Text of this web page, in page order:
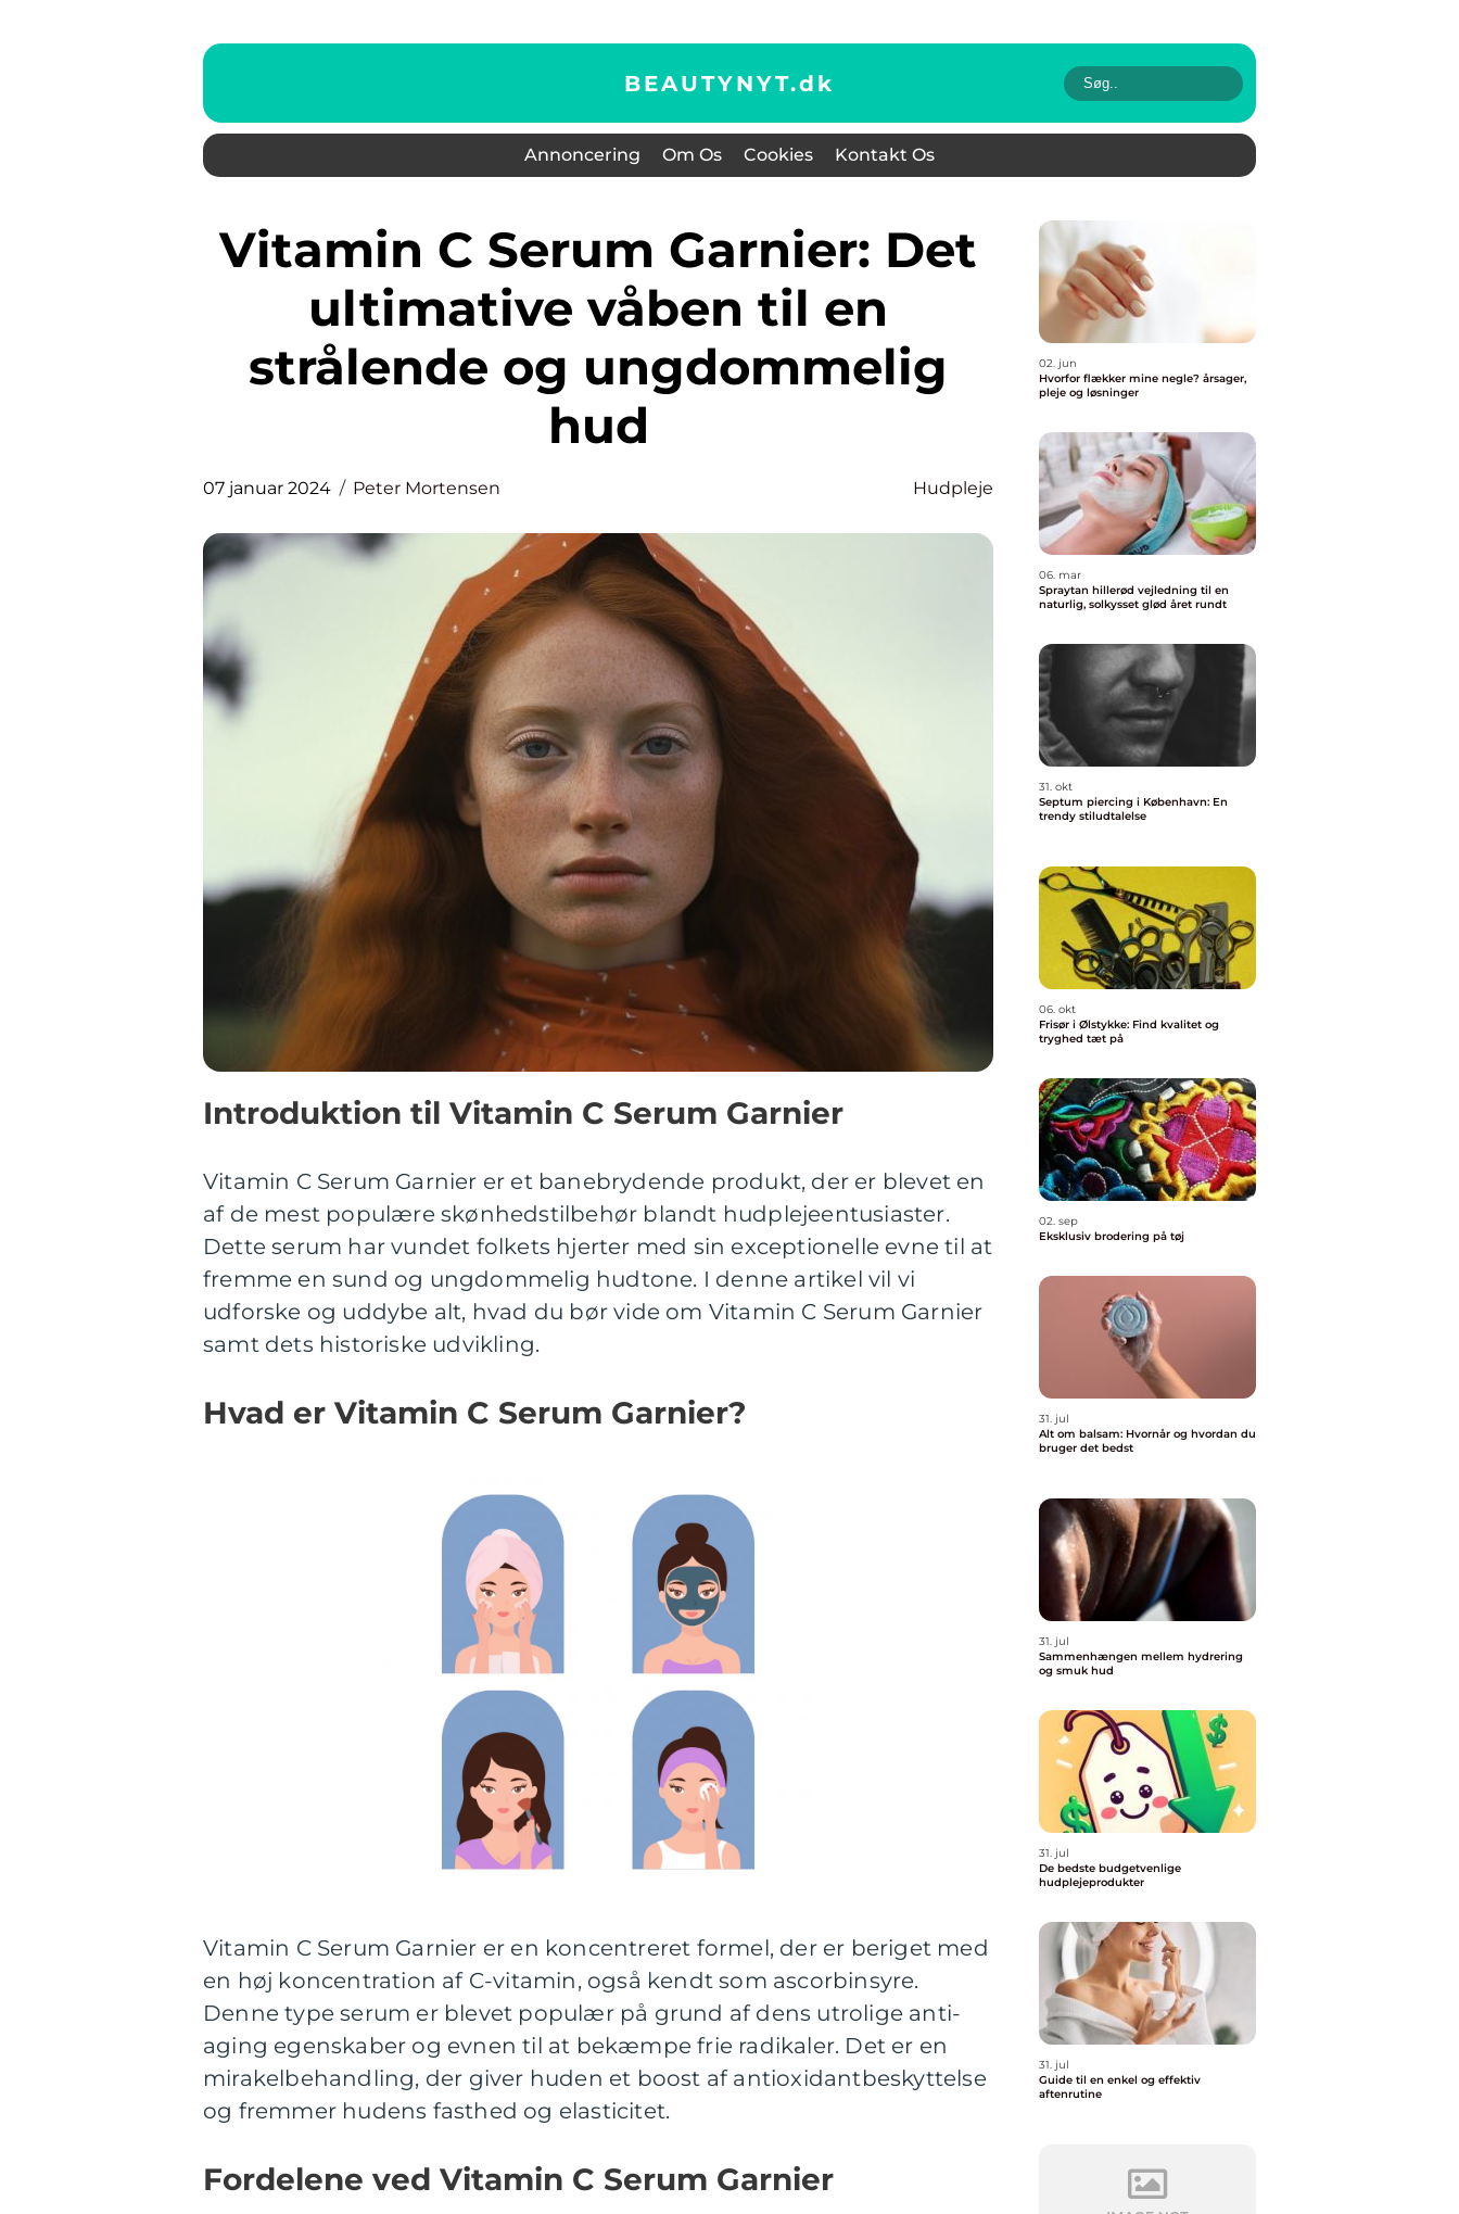
BEAUTYNYT.dk
Annoncering Om Os Cookies Kontakt Os
Vitamin C Serum Garnier: Det
ultimative våben til en
strålende og ungdommelig
hud
07 januar 2024 Peter Mortensen Hudpleje
Introduktion til Vitamin C Serum Garnier
Vitamin C Serum Garnier er et banebrydende produkt, der er blevet en
af de mest populære skønhedstilbehør blandt hudplejeentusiaster.
Dette serum har vundet folkets hjerter med sin exceptionelle evne til at
fremme en sund og ungdommelig hudtone. I denne artikel vil vi
udforske og uddybe alt, hvad du bør vide om Vitamin C Serum Garnier
samt dets historiske udvikling.
Hvad er Vitamin C Serum Garnier?
Vitamin C Serum Garnier er en koncentreret formel, der er beriget med
en høj koncentration af C-vitamin, også kendt som ascorbinsyre.
Denne type serum er blevet populær på grund af dens utrolige anti-
aging egenskaber og evnen til at bekæmpe frie radikaler. Det er en
mirakelbehandling, der giver huden et boost af antioxidantbeskyttelse
og fremmer hudens fasthed og elasticitet.
Fordelene ved Vitamin C Serum Garnier
02. jun
Hvorfor flækker mine negle? årsager,
pleje og løsninger
06. mar
Spraytan hillerød vejledning til en
naturlig, solkysset glød året rundt
31. okt
Septum piercing i København: En
trendy stiludtalelse
06. okt
Frisør i Ølstykke: Find kvalitet og
tryghed tæt på
02. sep
Eksklusiv brodering på tøj
31. jul
Alt om balsam: Hvornår og hvordan du
bruger det bedst
31. jul
Sammenhængen mellem hydrering
og smuk hud
31. jul
De bedste budgetvenlige
hudplejeprodukter
31. jul
Guide til en enkel og effektiv
aftenrutine